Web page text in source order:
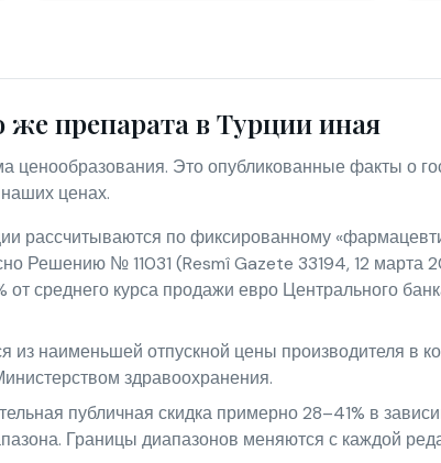
же препарата в Турции иная
ценообразования. Это опубликованные факты о
ценах.
рассчитываются по фиксированному
Решению № 11031 (Resmî Gazete 33194, 12 марта
от среднего курса продажи евро Центрального
из наименьшей отпускной цены производителя в
здравоохранения.
публичная скидка примерно 28–41% в
Границы диапазонов меняются с каждой